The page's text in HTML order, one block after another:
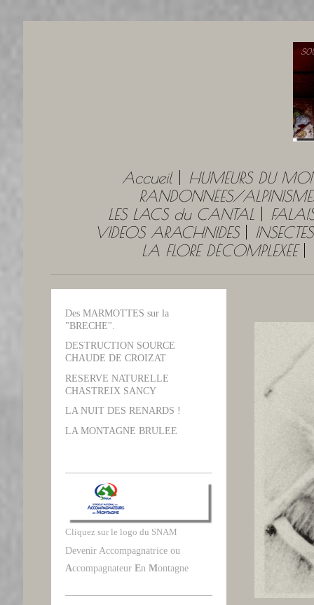
Accueil
HUMEURS DU
RANDONNÉES/
LES LACS du CANTAL
VIDEOS ARACHNIDES
INSECTES
LA FLORE DÉCOMPLEXÉE
Des MARMOTTES sur la
"BRECHE".
DESTRUCTION SOURCE
CHAUDE DE CROIZAT
RESERVE NATURELLE
CHASTREIX SANCY
LA NUIT DES RENARDS !
LA MONTAGNE BRULEE
Cliquez sur le logo du SNAM
Devenir Accompagnatrice ou
Accompagnateur En Montagne